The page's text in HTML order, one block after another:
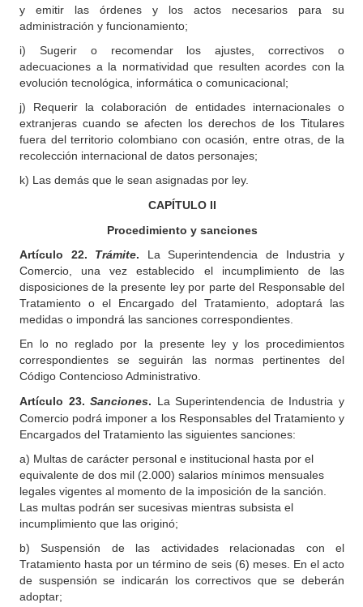
y emitir las órdenes y los actos necesarios para su
administración y funcionamiento;
i) Sugerir o recomendar los ajustes, correctivos o
adecuaciones a la normatividad que resulten acordes con la
evolución tecnológica, informática o comunicacional;
j) Requerir la colaboración de entidades internacionales o
extranjeras cuando se afecten los derechos de los Titulares
fuera del territorio colombiano con ocasión, entre otras, de la
recolección internacional de datos personajes;
k) Las demás que le sean asignadas por ley.
CAPÍTULOII
Procedimiento y sanciones
Artículo 22. Trámite. La Superintendencia de Industria y
Comercio, una vez establecido el incumplimiento de las
disposiciones de la presente ley por parte del Responsable del
Tratamiento o el Encargado del Tratamiento, adoptará las
medidas o impondrá las sanciones correspondientes.
En lo no reglado por la presente ley y los procedimientos
correspondientes se seguirán las normas pertinentes del
Código Contencioso Administrativo.
Artículo 23.Sanciones. La Superintendencia de Industria y
Comercio podrá imponer a los Responsables del Tratamiento y
Encargados del Tratamiento las siguientes sanciones:
a) Multas de carácter personal e institucional hasta por el
equivalente de dos mil (2.000) salarios mínimos mensuales
legales vigentes al momento de la imposición de la sanción.
Las multas podrán ser sucesivas mientras subsista el
incumplimiento que las originó;
b) Suspensión de las actividades relacionadas con el
Tratamiento hasta por un término de seis (6) meses. En el acto
de suspensión se indicarán los correctivos que se deberán
adoptar;